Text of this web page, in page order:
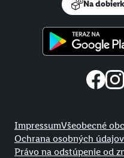
Na
ImpressumVšeobecné
Ochrana osobných údajov
Právo na odstúpenie od